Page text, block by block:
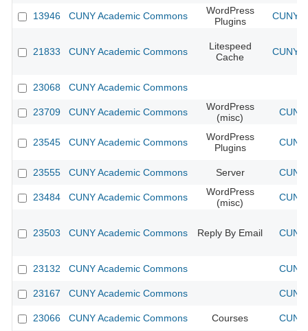
13946 CUNY Academic Commons
WordPress
Plugins
CUNY
21833 CUNY Academic Commons
Litespeed
Cache
CUNY
23068 CUNY Academic Commons
23709 CUNY Academic Commons
WordPress
(misc)
23545 CUNY Academic Commons
WordPress
Plugins
23555 CUNY Academic Commons Server
23484 CUNY Academic Commons
WordPress
(misc)
23503 CUNY Academic Commons Reply By Email
23132 CUNY Academic Commons
23167 CUNY Academic Commons
23066 CUNY Academic Commons Courses